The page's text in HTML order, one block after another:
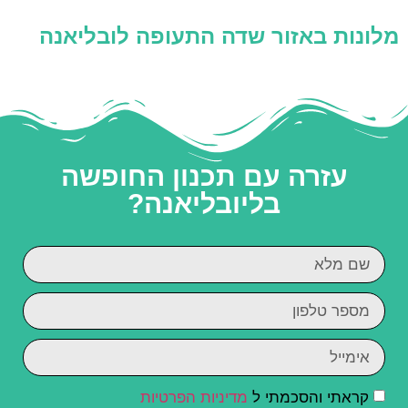
מלונות באזור שדה התעופה לובליאנה
עזרה עם תכנון החופשה
בליובליאנה?
קראתי והסכמתי ל מדיניות הפרטיות